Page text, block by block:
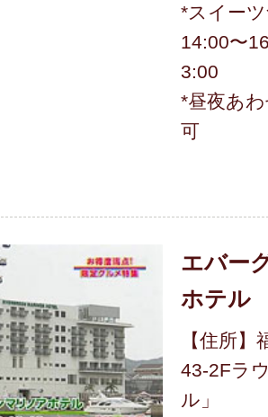
*スイー
14:00〜
3:00
*昼夜あ
可
エバー
ホテル
【住所
43-2Fラ
ル」